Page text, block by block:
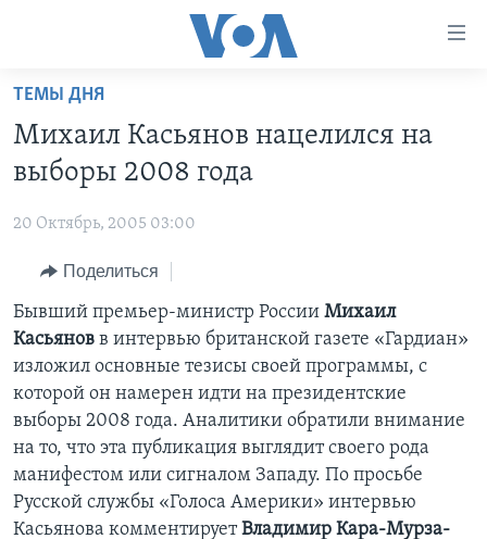
Перейти
основной
контент
навигации
Перейти
поиск
ПРОГРАММЫ
НОВОСТИ ЗА МИНУТУ
ИТОГИ
ПОЧЕМУ ЭТО ВАЖНО?
ДИСКУССИЯ VOA
ДЕТАЛИ
НЬЮ-ЙОРК NEW YORK
АМЕРИКА. БОЛЬШОЕ ПУТЕШЕСТВИЕ
ПРОЕКТЫ
УЧИМ АНГЛИЙСКИЙ
НАША АМЕРИКАНСКАЯ ИСТОРИЯ
А КАК В АМЕРИКЕ?
АМЕРИКАНСКИЕ ГОРОДКИ
ТЕСТЫ
ЭКСПЕРТИЗА
ИНТЕРВЬЮ
ФАКТЫ ПРОТИВ ФЕЙКОВ
ЗА СВОБОДУ ПРЕССЫ
УЧИМ АНГЛИЙСКИЙ
ВИДЕО
ПОДПИСКА НА НОВОСТИ
Learning English
ТЕМЫ ДНЯ
Михаил Касьянов нацелился на
выборы 2008 года
20 Октябрь, 2005 03:00
Поделиться
Бывший премьер-министр России Михаил
Касьянов в интервью британской газете «Гардиан»
изложил основные тезисы своей программы, с
которой он намерен идти на президентские
выборы 2008 года. Аналитики обратили внимание
на то, что эта публикация выглядит своего рода
манифестом или сигналом Западу. По просьбе
Русской службы «Голоса Америки» интервью
Касьянова комментируетВладимир Кара-Мурза-